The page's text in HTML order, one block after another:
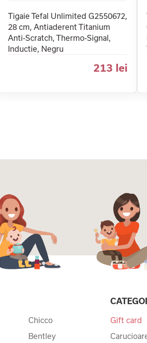
Tigaie Tefal Unlimited G2550672,
28 cm, Antiaderent Titanium
Anti-Scratch, Thermo-Signal,
Inductie, Negru
213 lei
Chicco
Bentley
Gift card